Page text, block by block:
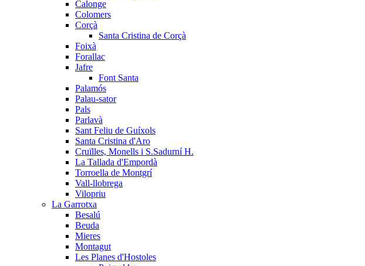
Calonge
Colomers
Corçà
Santa Cristina de Corçà
Foixà
Forallac
Jafre
Font Santa
Palamós
Palau-sator
Pals
Parlavà
Sant Feliu de Guíxols
Santa Cristina d'Aro
Cruïlles, Monells i S.Sadurní H.
La Tallada d'Empordà
Torroella de Montgrí
Vall-llobrega
Vilopriu
La Garrotxa
Besalú
Beuda
Mieres
Montagut
Les Planes d'Hostoles